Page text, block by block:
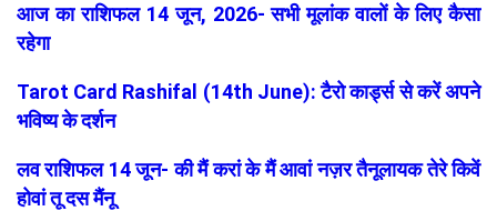
आज का राशिफल 14 जून, 2026- सभी मूलांक वालों के लिए कैसा
रहेगा
Tarot Card Rashifal (14th June): टैरो कार्ड्स से करें अपने
भविष्य के दर्शन
लव राशिफल 14 जून- की मैं करां के मैं आवां नज़र तैनूलायक तेरे किवें
होवां तू दस मैंनू